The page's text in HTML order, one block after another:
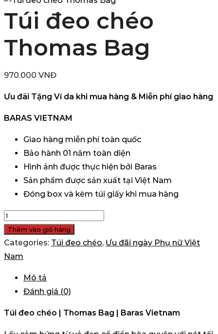
Túi đeo chéo
Thomas Bag
970.000 VNĐ
Ưu đãi Tặng Ví da khi mua hàng & Miễn phí giao hàng
BARAS VIETNAM
Giao hàng miễn phí toàn quốc
Bảo hành 01 năm toàn diện
Hình ảnh được thực hiện bởi Baras
Sản phẩm được sản xuất tại Việt Nam
Đóng box và kèm túi giấy khi mua hàng
Túi
đeo
chéo
Thomas
lượng
Thêm vào giỏ hàng
Categories: Túi đeo chéo, Ưu đãi ngày Phụ nữ Việt
Nam
Mô tả
Đánh giá (0)
Túi đeo chéo | Thomas Bag | Baras Vietnam